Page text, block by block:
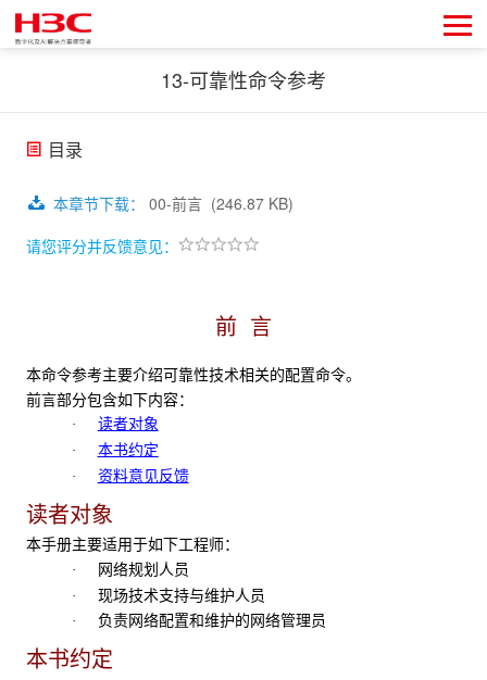
13-可靠性命令参考
目录
本章节下载： 00-前言 (246.87 KB)
请您评分并反馈意见：
前 言
本命令参考主要介绍可靠性技术相关的配置命令。
前言部分包含如下内容：
· 读者对象
· 本书约定
· 资料意见反馈
读者对象
本手册主要适用于如下工程师：
· 网络规划人员
· 现场技术支持与维护人员
· 负责网络配置和维护的网络管理员
本书约定